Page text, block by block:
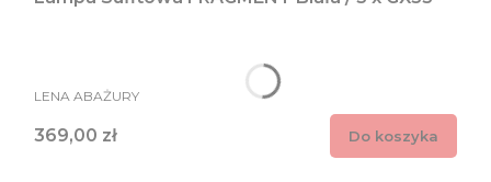
PRODUCENT
LENA ABAŻURY
Cena
369,00 zł Do koszyka